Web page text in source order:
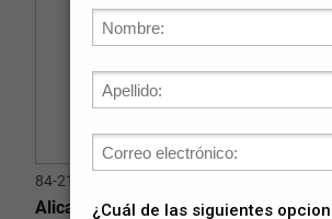
84-213
Alicate Pela Cables 5" (130mm)